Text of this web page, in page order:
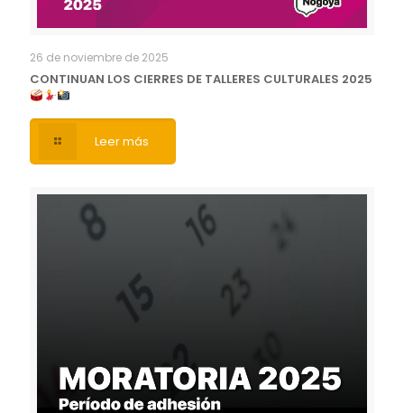
26 de noviembre de 2025
CONTINUAN LOS CIERRES DE TALLERES CULTURALES 2025
Leer más